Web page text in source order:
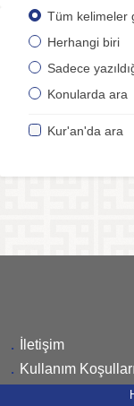
Tüm kelimeler
Herhangi biri
Sadece
Konularda ara
Kur'an'da ara
. İletişim
. Kullanım Koşulları